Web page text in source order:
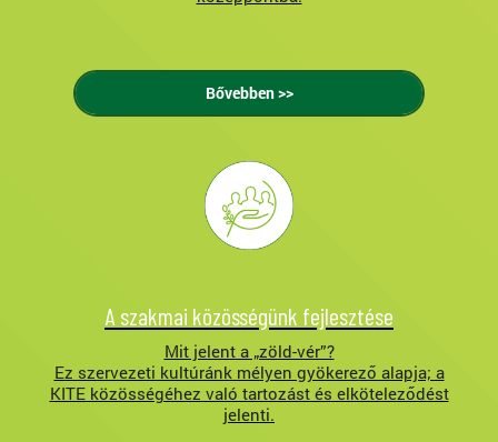
Bővebben >>
A szakmai közösségünk fejlesztése
Mit jelent a „zöld-vér”?
Ez szervezeti kultúránk mélyen gyökerező alapja; a
KITE közösségéhez való tartozást és elköteleződést
jelenti.